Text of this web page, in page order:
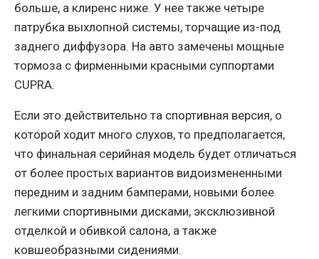
больше, а клиренс ниже. У нее также четыре
патрубка выхлопной системы, торчащие из-под
заднего диффузора. На авто замечены мощные
тормоза с фирменными красными суппортами
CUPRA.
Если это действительно та спортивная версия, о
которой ходит много слухов, то предполагается,
что финальная серийная модель будет отличаться
от более простых вариантов видоизмененными
передним и задним бамперами, новыми более
легкими спортивными дисками, эксклюзивной
отделкой и обивкой салона, а также
ковшеобразными сидениями.